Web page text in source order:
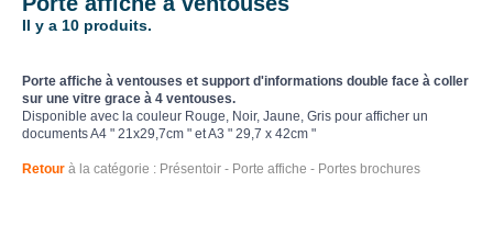
Il y a 10 produits.
Porte affiche à ventouses et support d'informations double face à coller
sur une vitre grace à 4 ventouses.
Disponible avec la couleur Rouge, Noir, Jaune, Gris pour afficher un
documents A4 " 21x29,7cm " et A3 " 29,7 x 42cm "
Retour à la catégorie : Présentoir - Porte affiche - Portes brochures